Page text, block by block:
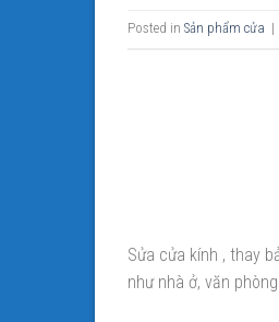
Posted in Sản phẩm cửa |
Sửa cửa kính , thay
như nhà ở, văn